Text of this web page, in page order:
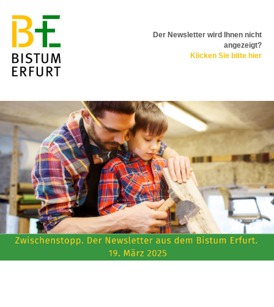
Der Newsletter wird Ihnen nicht
angezeigt?
Klicken Sie bitte hier